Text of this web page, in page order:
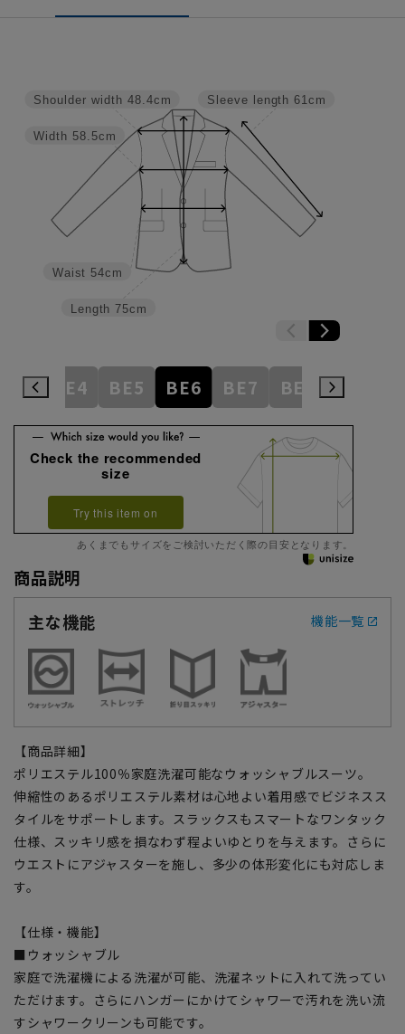
Sleeve length 61cm
Length 75cm
Waist 54cm
Width 58.5cm
Shoulder width 48.4cm
BE4 BE5 BE6 BE7 BE8 BE9
Check the recommended
size
Try this item on
あくまでもサイズをご検討いただく際の目安となります。
商品説明
主な機能
機能一覧
【商品詳細】
ポリエステル100％家庭洗濯可能なウォッシャブルスーツ。
伸縮性のあるポリエステル素材は心地よい着用感でビジネスス
タイルをサポートします。スラックスもスマートなワンタック
仕様、スッキリ感を損なわず程よいゆとりを与えます。さらに
ウエストにアジャスターを施し、多少の体形変化にも対応しま
す。
【仕様・機能】
■ウォッシャブル
家庭で洗濯機による洗濯が可能、洗濯ネットに入れて洗ってい
ただけます。さらにハンガーにかけてシャワーで汚れを洗い流
すシャワークリーンも可能です。